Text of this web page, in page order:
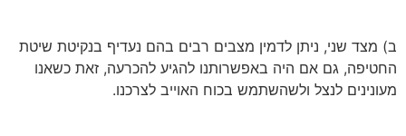
ב) מצד שני, ניתן לדמין מצבים רבים בהם נעדיף בנקיטת שיטת
החטיפה, גם אם היה באפשרותנו להגיע להכרעה, זאת כשאנו
מעונינים לנצל ולשהשתמש בכוח האוייב לצרכנו.